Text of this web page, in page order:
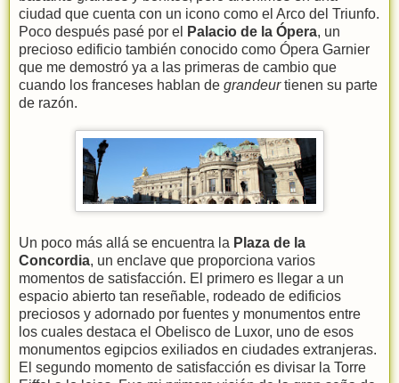
ciudad que cuenta con un icono como el Arco del Triunfo.
Poco después pasé por el
Palacio de la Ópera, un
precioso edificio también conocido como Ópera Garnier
que me demostró ya a las primeras de cambio que
cuando los franceses hablan de grandeurtienen su parte
de razón.
Un poco más allá se encuentra la Plaza de la
Concordia, un enclave que proporciona varios
momentos de satisfacción. El primero es llegar a un
espacio abierto tan reseñable, rodeado de edificios
preciosos y adornado por fuentes y monumentos entre
los cuales destaca el Obelisco de Luxor, uno de esos
monumentos egipcios exiliados en ciudades extranjeras.
El segundo momento de satisfacción es divisar la Torre